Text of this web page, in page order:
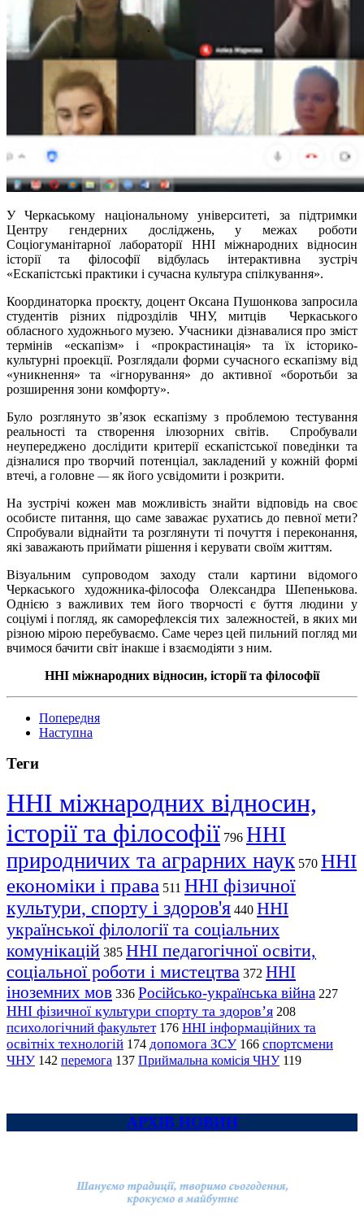
У Черкаському національному університеті, за підтримки
Центру гендерних досліджень, у межах роботи
Соціогуманітарної лабораторії ННІ міжнародних відносин
історії та філософії відбулась інтерактивна зустріч
«Ескапістські практики і сучасна культура спілкування».
Координаторка проєкту, доцент Оксана Пушонкова запросила
студентів різних підрозділів ЧНУ, митців Черкаського
обласного художнього музею. Учасники дізнавалися про зміст
термінів «ескапізм» і «прокрастинація» та їх історико-
культурні проекції. Розглядали форми сучасного ескапізму від
«уникнення» та «ігнорування» до активної «боротьби за
розширення зони комфорту».
Було розглянуто зв’язок ескапізму з проблемою тестування
реальності та створення ілюзорних світів. Спробували
неупереджено дослідити критерії ескапістської поведінки та
дізналися про творчий потенціал, закладений у кожній формі
втечі, а головне — як його усвідомити і розкрити.
На зустрічі кожен мав можливість знайти відповідь на своє
особисте питання, що саме заважає рухатись до певної мети?
Спробували віднайти та розглянути ті почуття і переконання,
які заважають приймати рішення і керувати своїм життям.
Візуальним супроводом заходу стали картини відомого
Черкаського художника-філософа Олександра Шепенькова.
Однією з важливих тем його творчості є буття людини у
соціумі і погляд, як саморефлексія тих залежностей, в яких ми
різною мірою перебуваємо. Саме через цей пильний погляд ми
вчимося бачити світ інакше і взаємодіяти з ним.
ННІ міжнародних відносин, історії та філософії
Попередня
Наступна
Теги
ННІ міжнародних відносин,
історії та філософії 796 ННІ
природничих та аграрних наук 570 ННІ
економіки і права 511 ННІ фізичної
культури, спорту і здоров'я 440 ННІ
української філології та соціальних
комунікацій 385 ННІ педагогічної освіти,
соціальної роботи і мистецтва 372 ННІ
іноземних мов 336 Російсько-українська війна 227
ННІ фізичної культури спорту та здоров’я 208
психологічний факультет 176 ННІ інформаційних та
освітніх технологій 174 допомога ЗСУ 166 спортсмени
ЧНУ 142 перемога 137 Приймальна комісія ЧНУ 119
АРХІВ НОВИН